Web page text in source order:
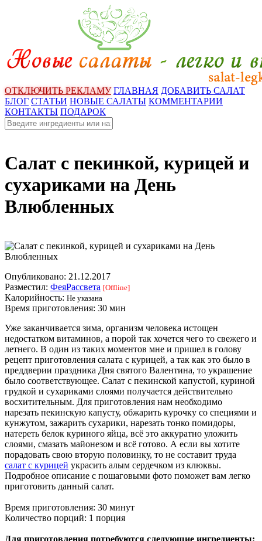
ОТКЛЮЧИТЬ РЕКЛАМУ ГЛАВНАЯ ДОБАВИТЬ САЛАТ
БЛОГ СТАТЬИ НОВЫЕ САЛАТЫ КОММЕНТАРИИ
КОНТАКТЫ ПОДАРОК
Салат с пекинкой, курицей и
сухариками на День
Влюбленных
Опубликовано: 21.12.2017
Разместил: ФеяРассвета [Offline]
Калорийность: Не указана
Время приготовления: 30 мин
Уже заканчивается зима, организм человека истощен
недостатком витаминов, а порой так хочется чего то свежего и
летнего. В один из таких моментов мне и пришел в голову
рецепт приготовления салата с курицей, а так как это было в
преддверии праздника Дня святого Валентина, то украшение
было соответствующее. Салат с пекинской капустой, куриной
грудкой и сухариками слоями получается действительно
восхитительным. Для приготовления нам необходимо
нарезать пекинскую капусту, обжарить курочку со специями и
кунжутом, зажарить сухарики, нарезать тонко помидоры,
натереть белок куриного яйца, всё это аккуратно уложить
слоями, смазать майонезом и всё готово. А если вы хотите
порадовать свою вторую половинку, то не составит труда
салат с курицей украсить алым сердечком из клюквы.
Подробное описание с пошаговыми фото поможет вам легко
приготовить данный салат.
Время приготовления: 30 минут
Количество порций: 1 порция
Для приготовления потребуются следующие ингредиенты: